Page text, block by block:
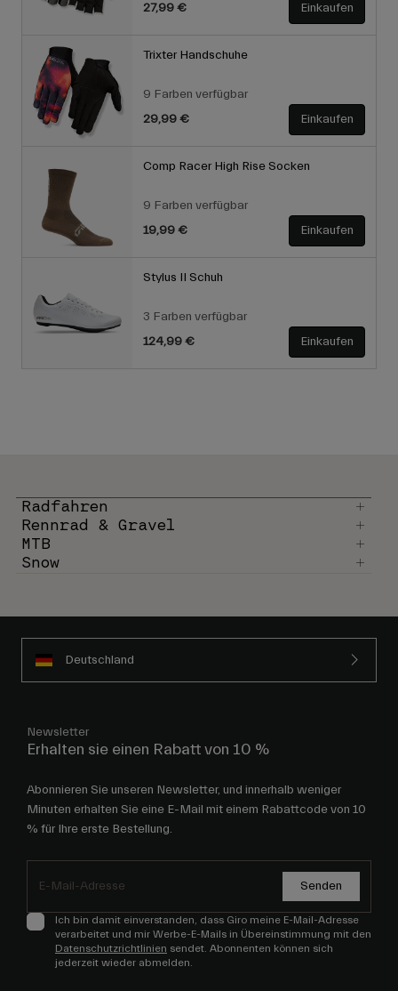
27,99 €
Einkaufen
Trixter Handschuhe
9 Farben verfügbar
29,99 €
Einkaufen
Comp Racer High Rise Socken
9 Farben verfügbar
19,99 €
Einkaufen
Stylus II Schuh
3 Farben verfügbar
124,99 €
Einkaufen
Radfahren
Rennrad & Gravel
MTB
Snow
Deutschland
Newsletter
Erhalten sie einen Rabatt von 10 %
Abonnieren Sie unseren Newsletter, und innerhalb weniger
Minuten erhalten Sie eine E-Mail mit einem Rabattcode von 10
% für Ihre erste Bestellung.
Senden
Ich bin damit einverstanden, dass Giro meine E-Mail-Adresse
verarbeitet und mir Werbe-E-Mails in Übereinstimmung mit den
Datenschutzrichtlinien sendet. Abonnenten können sich
jederzeit wieder abmelden.